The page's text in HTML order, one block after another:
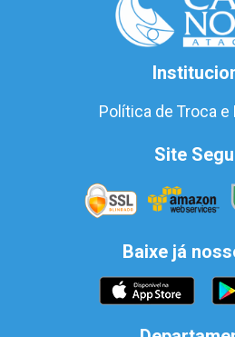
Política de Troca e
Site
Baixe já